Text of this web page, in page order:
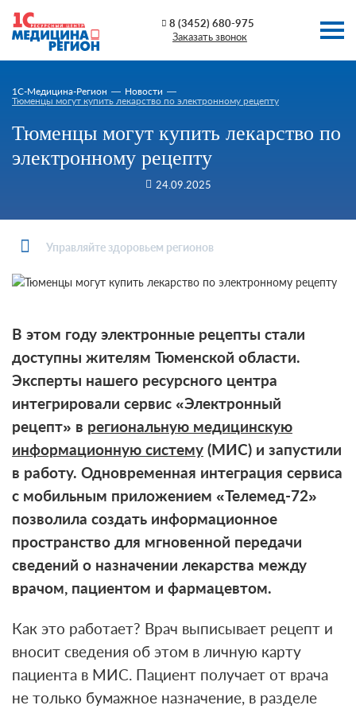
Заказать звонок
8 (3452) 680-975
1C-Медицина-Регион
Новости
Тюменцы могут купить лекарство по электронному рецепту
Тюменцы могут купить лекарство по
электронному рецепту
24.09.2025
Управляйте здоровьем регионов
В этом году электронные рецепты стали
доступны жителям Тюменской области.
Эксперты нашего ресурсного центра
интегрировали сервис «Электронный
рецепт» в региональную медицинскую
информационную систему (МИС) и запустили
в работу. Одновременная интеграция сервиса
с мобильным приложением «Телемед-72»
позволила создать информационное
пространство для мгновенной передачи
сведений о назначении лекарства между
врачом, пациентом и фармацевтом.
Как это работает? Врач выписывает рецепт и
вносит сведения об этом в личную карту
пациента в МИС. Пациент получает от врача
не только бумажное назначение, в разделе